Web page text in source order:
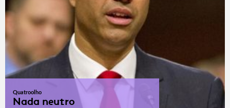
Quatroolho
Nada neutro